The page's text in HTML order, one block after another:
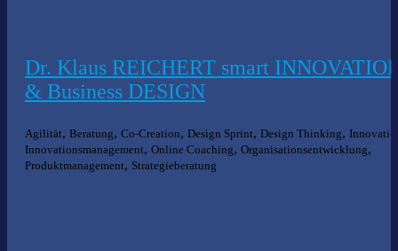
Dr. Klaus REICHERT smart
& Business DESIGN
Agilität, Beratung, Co-Creation, Design Sprint, Design Thinking,
Innovationsmanagement, Online Coaching, Organisationsentwicklung,
Produktmanagement, Strategieberatung